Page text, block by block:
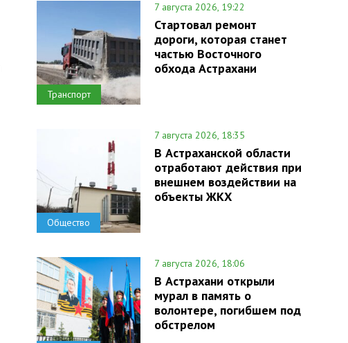
Транспорт
7 августа 2026, 19:22
Стартовал ремонт
дороги, которая станет
частью Восточного
обхода Астрахани
Общество
7 августа 2026, 18:35
В Астраханской области
отработают действия при
внешнем воздействии на
объекты ЖКХ
7 августа 2026, 18:06
В Астрахани открыли
мурал в память о
волонтере, погибшем под
обстрелом